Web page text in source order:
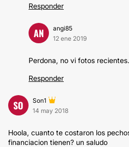
Responder
AN
angi85
12 ene 2019
Perdona, no vi fotos
Responder
SO
Son1
14 may 2018
Hoola, cuanto te costaron los
financiacion tienen? un saludo